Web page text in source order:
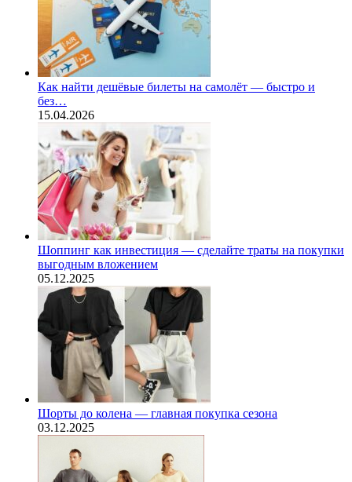
Как найти дешёвые билеты на самолёт — быстро и
без…
15.04.2026
Шоппинг как инвестиция — сделайте траты на покупки
выгодным вложением
05.12.2025
Шорты до колена — главная покупка сезона
03.12.2025